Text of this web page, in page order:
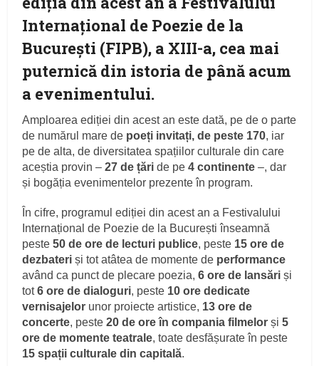
Internațional de Poezie de la
București (FIPB), a XIII-a, cea mai
puternică din istoria de până acum
a evenimentului.
Amploarea ediției din acest an este dată, pe de o parte
de numărul mare de poeți invitați, de peste 170, iar
pe de alta, de diversitatea spațiilor culturale din care
aceștia provin –27 de țări de pe4 continente –, dar
și bogăția evenimentelor prezente în program.
În cifre, programul ediției din acest an a Festivalului
Internațional de Poezie de la București înseamnă
peste50 de ore de lecturi publice, peste 15 ore de
dezbateri și tot atâtea de momente de performance
având ca punct de plecare poezia,6 ore de lansări și
tot6 ore de dialoguri, peste 10 ore dedicate
vernisajelor unor proiecte artistice, 13 ore de
concerte, peste20 de ore în compania filmelor și5
ore de momente teatrale, toate desfășurate în peste
15 spații culturale din capitală.